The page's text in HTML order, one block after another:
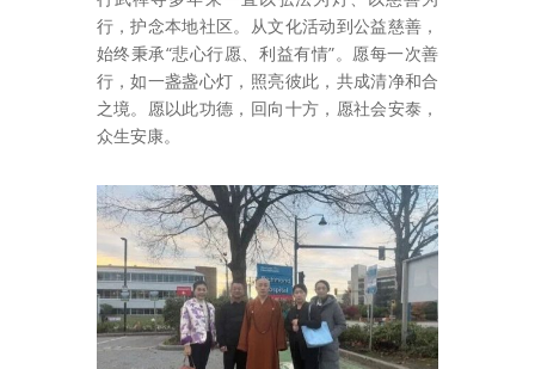
行，护念本地社区。从文化活动到公益慈善，
始终秉承“悲心行愿、利益有情”。愿每一次善
行，如一盏盏心灯，照亮彼此，共成清净和合
之境。愿以此功德，回向十方，愿社会安泰，
众生安康。